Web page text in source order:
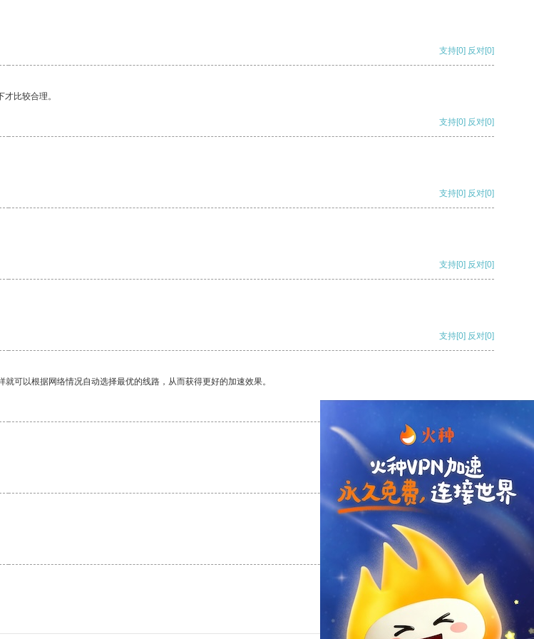
支持[0] 反对[0]
比较合理。
支持[0] 反对[0]
支持[0] 反对[0]
支持[0] 反对[0]
支持[0] 反对[0]
可以根据网络情况自动选择最优的线路，从而获得更好的加速效果。
支持 [0] 反对 [0]
支持